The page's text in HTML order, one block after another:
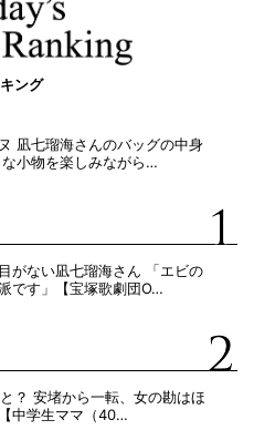
ング
凪七瑠海さんのバッグの中身
小物を楽しみながら…
がない凪七瑠海さん 「エビの
です」【宝塚歌劇団O…
？ 安堵から一転、女の勘はほ
中学生ママ（40…